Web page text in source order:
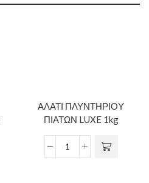
ΑΛΑΤΙ ΠΛΥΝΤΗΡΙΟΥ
ΠΙΑΤΩΝ LUXE 1kg